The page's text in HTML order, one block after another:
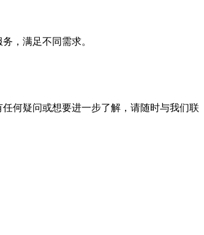
，满足不同需求。
何疑问或想要进一步了解，请随时与我们联